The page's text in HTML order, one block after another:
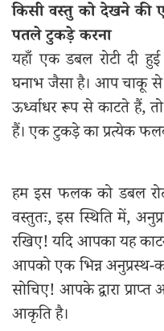
किसी वस्तु को देखने की
पतले टुकड़े करना
यहाँ एक डबल रोटी दी
घनाभ जैसा है। आप चाकू
ऊर्ध्वाधर रूप से काटते हैं,
हैं। एक टुकड़े का प्रत्येक
हम इस फलक को डबल
वस्तुतः, इस स्थिति में,
रखिए! यदि आपका यह
आपको एक भिन्न अनुप्रस्थ-
सोचिए! आपके द्वारा
आकृति है।